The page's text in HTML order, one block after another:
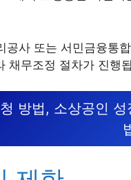
공사 또는 서민금융통
채무조정 절차가 진행
방법, 소상공인